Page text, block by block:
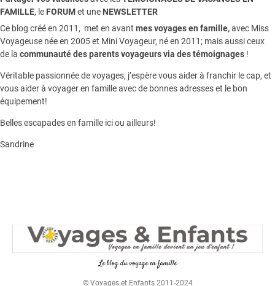
FAMILLE, le FORUMet une NEWSLETTER
Ce blog créé en 2011, met en avant mes voyages en famille,avec Miss
Voyageuse née en 2005 et Mini Voyageur, né en 2011; mais aussi ceux
de la communauté des parents voyageurs via des témoignages !
Véritable passionnée de voyages, j’espère vous aider à franchir le cap, et
vous aider à voyager en famille avec de bonnes adresses et le bon
équipement!
Belles escapades en famille ici ou ailleurs!
Sandrine
Le blog du voyage en famille
© Voyages et Enfants 2011-2024